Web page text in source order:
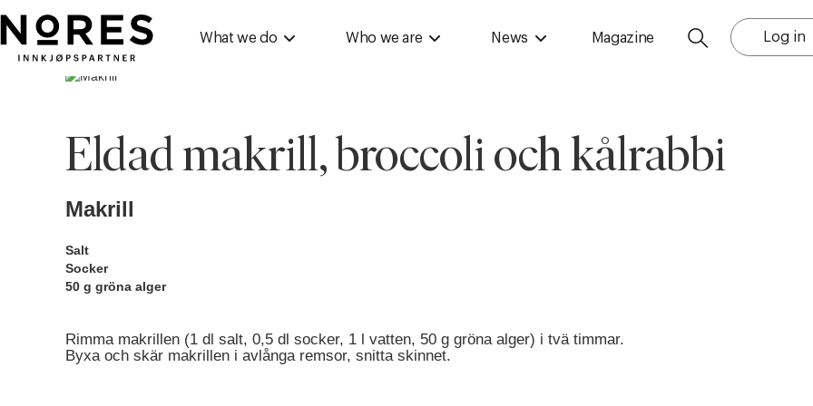
Nores
What we do Who we are News Magazine Log in
Eldad makrill, broccoli och kålrabbi
Makrill
Salt
Socker
50 g gröna alger
Rimma makrillen (1 dl salt, 0,5 dl socker, 1 l vatten, 50 g gröna alger) i tvä timmar.
Byxa och skär makrillen i avlånga remsor, snitta skinnet.